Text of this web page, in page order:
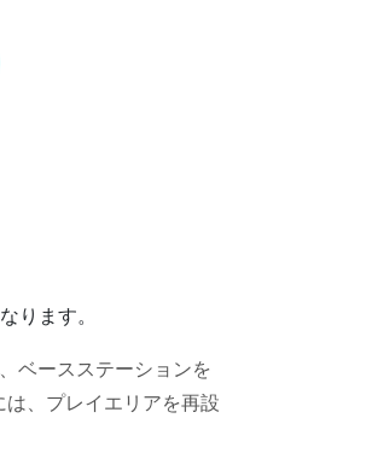
ります。
ベースステーションを
、プレイエリアを再設